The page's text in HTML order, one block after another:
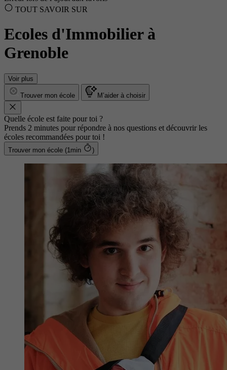
TOUT SAVOIR SUR
Ecoles d'Immobilier à
Grenoble
Voir plus
Trouver mon école M’aider à choisir
Quelle école est faite pour toi ?
Prends 2 minutes pour répondre à nos questions et découvrir les
écoles recommandées pour toi !
Trouver mon école (1min )